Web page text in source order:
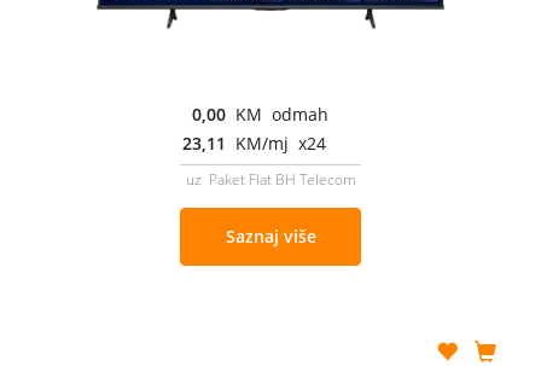
0,00 KM odmah
23,11 KM/mj x24
uz Paket Flat BH Telecom
Saznaj više